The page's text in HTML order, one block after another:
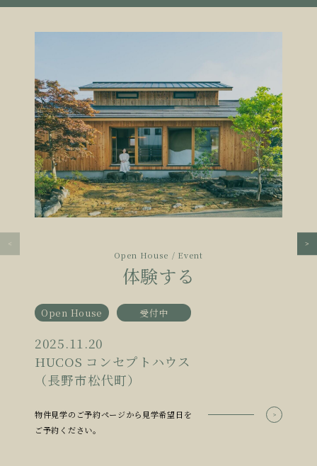
Open House / Event
体験する
Open House 受付中
2025.11.20
HUCOS コンセプトハウス
（長野市松代町）
物件見学のご予約ページから見学希望日を
ご予約ください。